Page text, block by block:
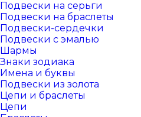
Подвески на серьги
Подвески на браслеты
Подвески-сердечки
Подвески с эмалью
Шармы
Знаки зодиака
Имена и буквы
Подвески из золота
Цепи и браслеты
Цепи